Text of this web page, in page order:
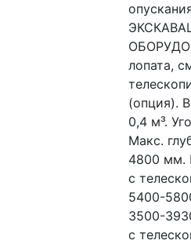
лопата,
(опция).
0,4 м³.
Макс.
4800 мм.
с
5400-
3500-
с